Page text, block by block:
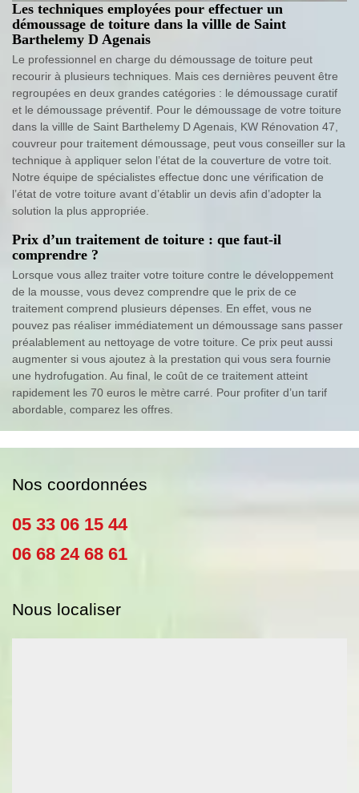
Les techniques employées pour effectuer un
démoussage de toiture dans la villle de Saint
Barthelemy D Agenais
Le professionnel en charge du démoussage de toiture peut
recourir à plusieurs techniques. Mais ces dernières peuvent être
regroupées en deux grandes catégories : le démoussage curatif
et le démoussage préventif. Pour le démoussage de votre toiture
dans la villle de Saint Barthelemy D Agenais, KW Rénovation 47,
couvreur pour traitement démoussage, peut vous conseiller sur la
technique à appliquer selon l’état de la couverture de votre toit.
Notre équipe de spécialistes effectue donc une vérification de
l’état de votre toiture avant d’établir un devis afin d’adopter la
solution la plus appropriée.
Prix d’un traitement de toiture : que faut-il
comprendre ?
Lorsque vous allez traiter votre toiture contre le développement
de la mousse, vous devez comprendre que le prix de ce
traitement comprend plusieurs dépenses. En effet, vous ne
pouvez pas réaliser immédiatement un démoussage sans passer
préalablement au nettoyage de votre toiture. Ce prix peut aussi
augmenter si vous ajoutez à la prestation qui vous sera fournie
une hydrofugation. Au final, le coût de ce traitement atteint
rapidement les 70 euros le mètre carré. Pour profiter d’un tarif
abordable, comparez les offres.
Nos coordonnées
05 33 06 15 44
06 68 24 68 61
Nous localiser